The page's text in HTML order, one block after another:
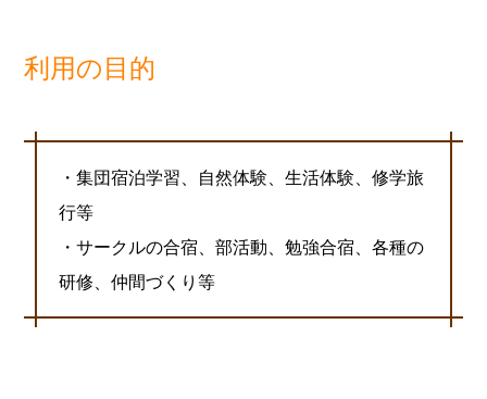
利用の目的
・集団宿泊学習、自然体験、生活体験、修学旅
行等
・サークルの合宿、部活動、勉強合宿、各種の
研修、仲間づくり等